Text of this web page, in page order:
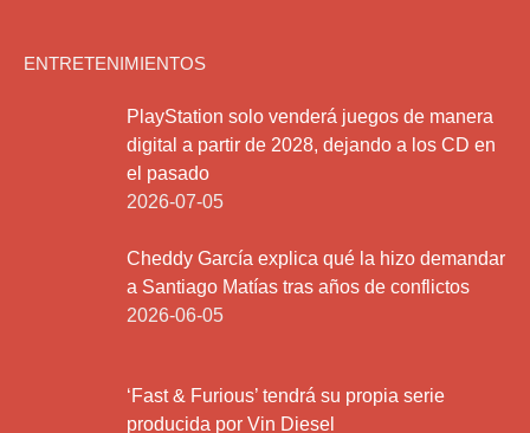
ENTRETENIMIENTOS
PlayStation solo venderá juegos de manera
digital a partir de 2028, dejando a los CD en
el pasado
2026-07-05
Cheddy García explica qué la hizo demandar
a Santiago Matías tras años de conflictos
2026-06-05
‘Fast & Furious’ tendrá su propia serie
producida por Vin Diesel